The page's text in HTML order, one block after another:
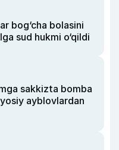
bog‘cha bolasini
sud hukmi o‘qildi
sakkizta bomba
ayblovlardan